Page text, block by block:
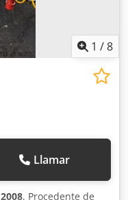
1 /8
Llamar
2008, Procedente de